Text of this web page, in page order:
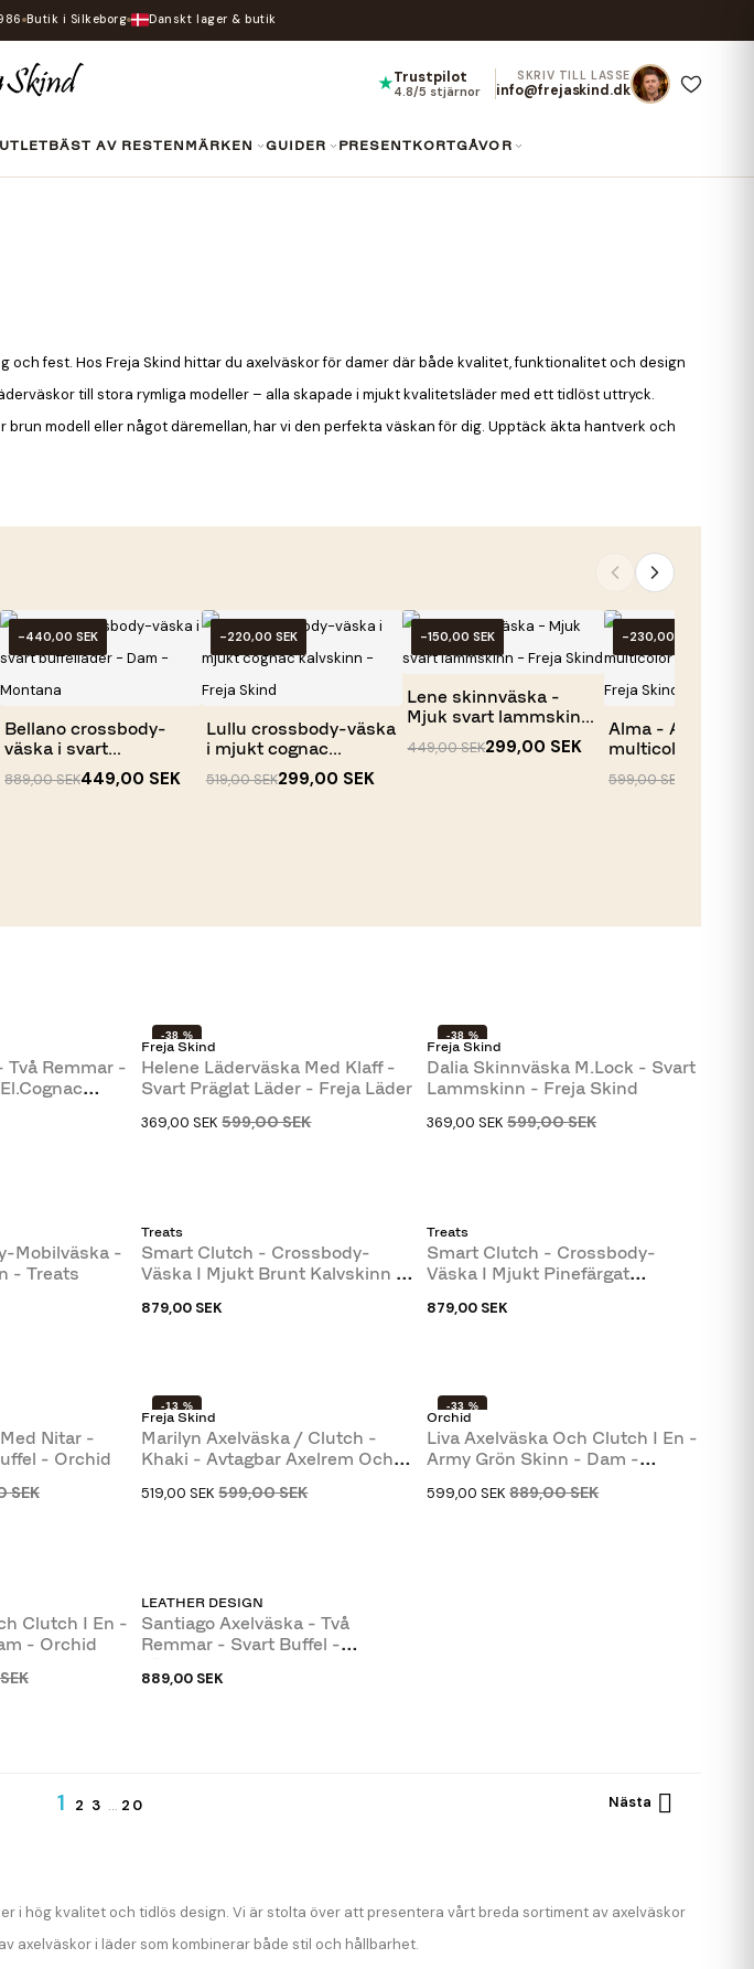
Butik i Silkeborg Danskt lager & butik
★Trustpilot
4.8/5 stjärnor
SKRIV TILL LASSE
info@frejaskind.dk
OUTLET BÄST AV RESTEN MÄRKEN GUIDER PRESENTKORT GÅVOR
fest. Hos Freja Skind hittar du axelväskor för damer där både kvalitet, funktionalitet och design
till stora rymliga modeller – alla skapade i mjukt kvalitetsläder med ett tidlöst uttryck.
modell eller något däremellan, har vi den perfekta väskan för dig. Upptäck äkta hantverk och
-440,00 SEK
Bellano crossbody-
väska i svart
buffelläder -...
889,00 SEK449,00 SEK
-220,00 SEK
Lullu crossbody-väska
i mjukt cognac
kalvskinn...
519,00 SEK299,00 SEK
-150,00 SEK
Lene skinnväska -
Mjuk svart lammskinn
449,00 SEK299,00 SEK
-230,00 SEK
Alma - Axelväska
multicolor -
599,00 SEK
Två Remmar -
Freja Skind
Helene Läderväska Med Klaff -
Svart Präglat Läder - Freja Läder
369,00 SEK 599,00 SEK
-38 %
NY
Freja Skind
Dalia Skinnväska M.lock - Svart
Lammskinn - Freja Skind
369,00 SEK 599,00 SEK
-38 %
Mobilväska -
- Treats
Treats
Smart Clutch - Crossbody-
Väska I Mjukt Brunt Kalvskinn -
879,00 SEK
Treats
Smart Clutch - Crossbody-
Väska I Mjukt Pinefärgat
879,00 SEK
Nitar -
- Orchid
SEK
Freja Skind
Marilyn Axelväska / Clutch -
Khaki - Avtagbar Axelrem Och
519,00 SEK 599,00 SEK
-13 %
Orchid
Liva Axelväska Och Clutch I En -
Army Grön Skinn - Dam -
599,00 SEK 889,00 SEK
-33 %
Clutch I En -
- Orchid
LEATHER DESIGN
Santiago Axelväska - Två
Remmar - Svart Buffel -
889,00 SEK
1 2 3 … 20 Nästa 
i hög kvalitet och tidlös design. Vi är stolta över att presentera vårt breda sortiment av axelväskor
axelväskor i läder som kombinerar både stil och hållbarhet.